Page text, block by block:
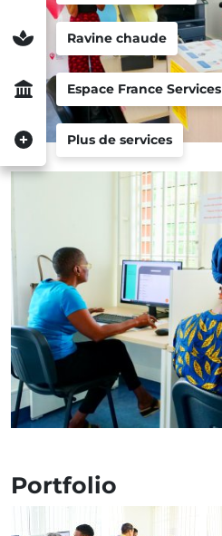
Ravine chaude
Espace France Services
Plus de services
Portfolio